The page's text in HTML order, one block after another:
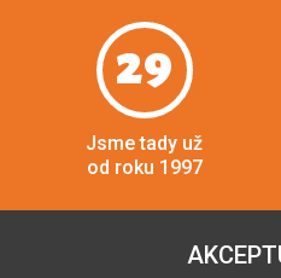
29
Jsme tady už
od roku 1997